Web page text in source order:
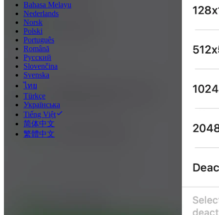
Bahasa Melayu
Nederlands
Norsk
Polski
Português
Română
Русский
Slovenčina
Svenska
ไทย
Türkçe
Українська
Tiếng Việt
简体中文
繁體中文